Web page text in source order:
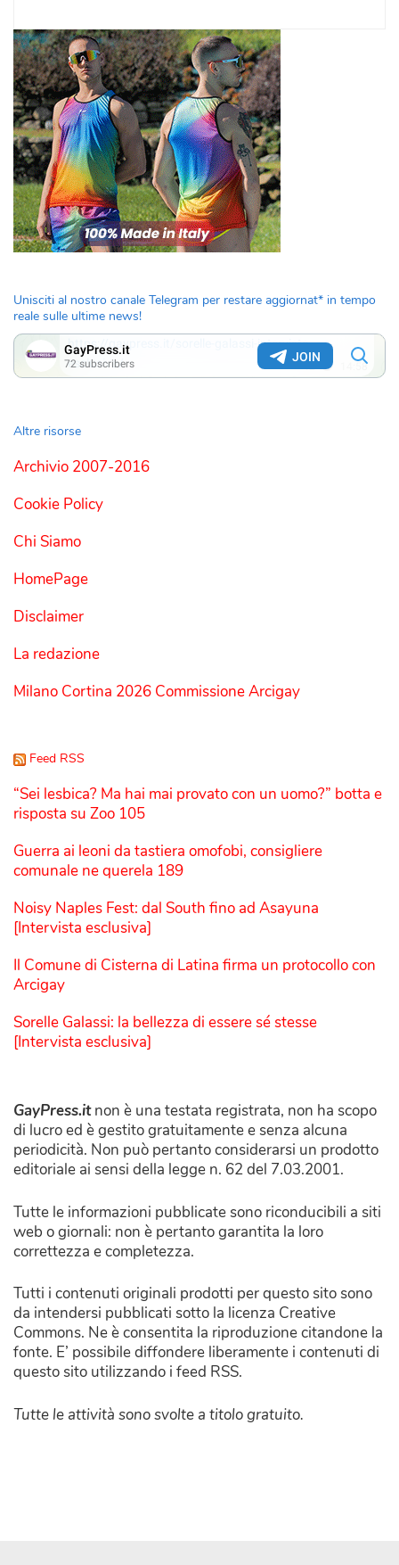
Unisciti al nostro canale Telegram per restare aggiornat* in tempo
reale sulle ultime news!
Altre risorse
Archivio 2007-2016
Cookie Policy
Chi Siamo
HomePage
Disclaimer
La redazione
Milano Cortina 2026 Commissione Arcigay
Feed RSS
“Sei lesbica? Ma hai mai provato con un uomo?” botta e
risposta su Zoo 105
Guerra ai leoni da tastiera omofobi, consigliere
comunale ne querela 189
Noisy Naples Fest: dal South fino ad Asayuna
[Intervista esclusiva]
Il Comune di Cisterna di Latina firma un protocollo con
Arcigay
Sorelle Galassi: la bellezza di essere sé stesse
[Intervista esclusiva]
GayPress.itnon è una testata registrata, non ha scopo
di lucro ed è gestito gratuitamente e senza alcuna
periodicità. Non può pertanto considerarsi un prodotto
editoriale ai sensi della legge n. 62 del 7.03.2001.
Tutte le informazioni pubblicate sono riconducibili a siti
web o giornali: non è pertanto garantita la loro
correttezza e completezza.
Tutti i contenuti originali prodotti per questo sito sono
da intendersi pubblicati sotto la licenza Creative
Commons. Ne è consentita la riproduzione citandone la
fonte. E’ possibile diffondere liberamente i contenuti di
questo sito utilizzando i feed RSS.
Tutte le attività sono svolte a titolo gratuito.